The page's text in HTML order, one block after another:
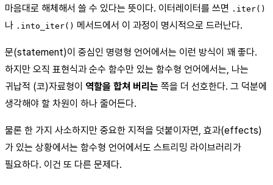
마음대로 해체해서 쓸 수 있다는 뜻이다. 이터레이터를 쓰면 .iter()
나 .into_iter() 메서드에서 이 과정이 명시적으로 드러난다.
문(statement)이 중심인 명령형 언어에서는 이런 방식이 꽤 좋다.
하지만 오직 표현식과 순수 함수만 있는 함수형 언어에서는, 나는
귀납적 (코)자료형이 역할을 합쳐 버리는 쪽을 더 선호한다. 그 덕분에
생각해야 할 차원이 하나 줄어든다.
물론 한 가지 사소하지만 중요한 지적을 덧붙이자면, 효과(effects)
가 있는 상황에서는 함수형 언어에서도 스트리밍 라이브러리가
필요하다. 이건 또 다른 문제다.